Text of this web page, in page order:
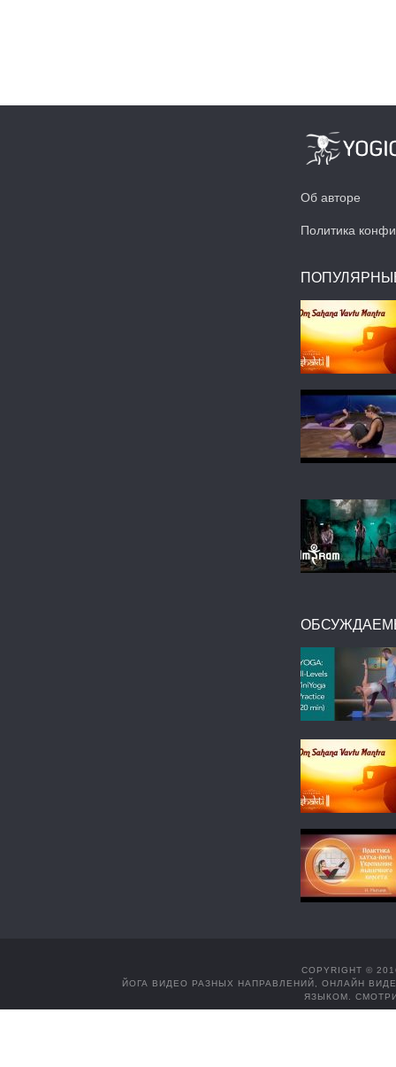
Об авторе
Политика
COPYRIGHT ©
ЙОГА ВИДЕО РАЗНЫХ НАПРАВЛЕНИЙ, ОНЛАЙН
ЯЗЫКОМ.